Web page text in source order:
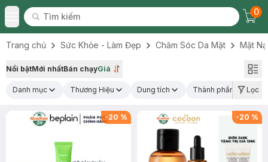
Toggle Menu
Tìm kiếm
Tìm kiếm
0
Trang chủ Sức Khỏe - Làm Đẹp Chăm Sóc Da Mặt Mặt Nạ
Nổi bậtMới nhấtBán chạyGiá
Danh mục Thương Hiệu Dung tích Thành phần nổi bật
Lọc
-20 % -20 %